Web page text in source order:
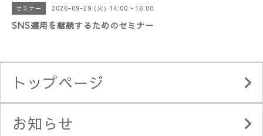
セミナー 2026-09-29 (火) 14:00～16:00
SNS運用を継続するためのセミナー
トップページ
お知らせ